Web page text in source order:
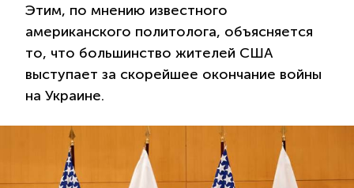
Этим, по мнению известного
американского политолога, объясняется
то, что большинство жителей США
выступает за скорейшее окончание войны
на Украине.